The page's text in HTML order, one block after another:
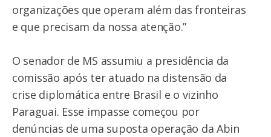
organizações que operam além das fronteiras
e que precisam da nossa atenção.”
O senador de MS assumiu a presidência da
comissão após ter atuado na distensão da
crise diplomática entre Brasil e o vizinho
Paraguai. Esse impasse começou por
denúncias de uma suposta operação da Abin